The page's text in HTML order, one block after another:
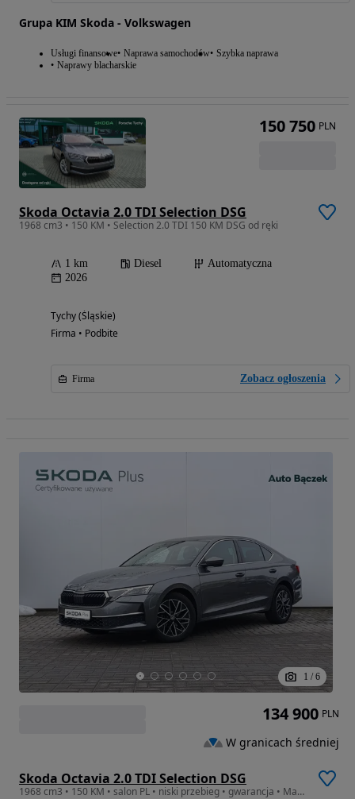
Grupa KIM Skoda - Volkswagen
Usługi finansowe Naprawa samochodów Szybka naprawa
Naprawy blacharskie
Skoda Octavia 2.0 TDI Selection DSG
1968 cm3 • 150 KM • Selection 2.0 TDI 150 KM DSG od ręki
1 km Diesel
Automatyczna
2026
Tychy (Śląskie)
Firma • Podbite
Firma Zobacz ogłoszenia
150 750 PLN
1 / 6
Skoda Octavia 2.0 TDI Selection DSG
1968 cm3 • 150 KM • salon PL • niski przebieg • gwarancja • Matrix LED • VAT23%
134 900 PLN
W granicach średniej